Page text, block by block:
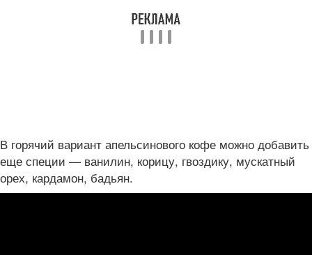
В горячий вариант апельсинового кофе можно добавить
еще специи — ванилин, корицу, гвоздику, мускатный
орех, кардамон, бадьян.